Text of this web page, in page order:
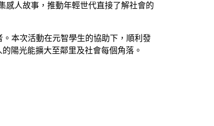
感人故事，推動年輕世代直接了解社會的
本次活動在元智學生的協助下，順利發
陽光能擴大至鄰里及社會每個角落。